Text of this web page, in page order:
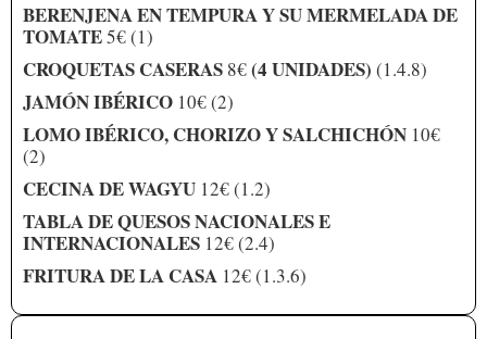
BERENJENA EN TEMPURA Y SU MERMELADA DE
TOMATE5€ (1)
CROQUETAS CASERAS 8€(4 UNIDADES) (1.4.8)
JAMÓN IBÉRICO 10€ (2)
LOMO IBÉRICO, CHORIZO Y SALCHICHÓN 10€
(2)
CECINA DE WAGYU 12€ (1.2)
TABLA DE QUESOS NACIONALES E
INTERNACIONALES 12€ (2.4)
FRITURA DE LA CASA 12€ (1.3.6)